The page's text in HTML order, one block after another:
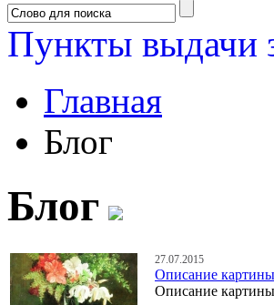
Пункты выдачи
Главная
Блог
Блог
27.07.2015
Описание
Описание